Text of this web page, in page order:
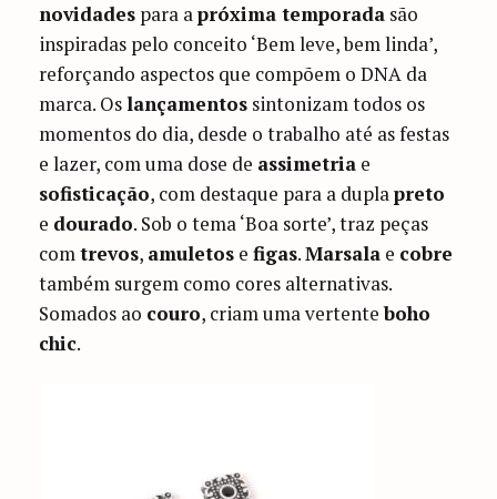
novidades para apróxima temporada são
inspiradas pelo conceito ‘Bem leve, bem linda’,
reforçando aspectos que compõem o DNA da
marca. Oslançamentos sintonizam todos os
momentos do dia, desde o trabalho até as festas
e lazer, com uma dose de assimetria e
sofisticação, com destaque para a duplapreto
e dourado. Sob o tema ‘Boa sorte’, traz peças
comtrevos, amuletos efigas.Marsala e cobre
também surgem como cores alternativas.
Somados ao couro, criam uma vertenteboho
chic.